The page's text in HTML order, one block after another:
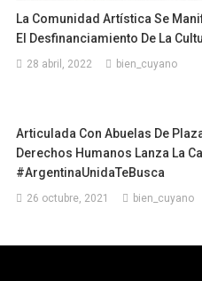
La Comunidad Artística Se
El Desfinanciamiento De La
28 abril, 2022 bien_cuyano
Articulada Con Abuelas De
Derechos Humanos Lanza La
#ArgentinaUnidaTeBusca
26 octubre, 2021 bien_cuyano